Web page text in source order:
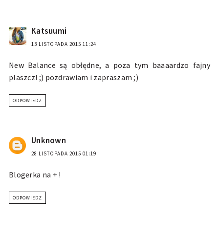
Katsuumi
13 LISTOPADA 2015 11:24
New Balance są obłędne, a poza tym baaaardzo fajny
plaszcz! ;) pozdrawiam i zapraszam ;)
ODPOWIEDZ
Unknown
28 LISTOPADA 2015 01:19
Blogerka na + !
ODPOWIEDZ